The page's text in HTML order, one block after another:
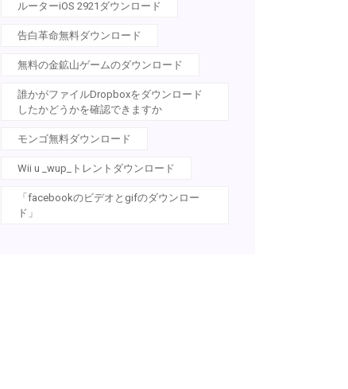
ルーターiOS 2921ダウンロード
告白革命無料ダウンロード
無料の金鉱山ゲームのダウンロード
誰かがファイルDropboxをダウンロード
したかどうかを確認できますか
モンゴ無料ダウンロード
Wii u _wup_トレントダウンロード
「facebookのビデオとgifのダウンロー
ド」